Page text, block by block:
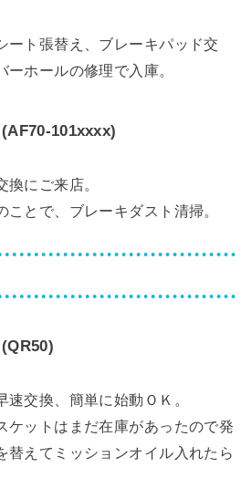
ート張替え、ブレーキパッド交
ホールの修理で入庫。
101xxxx)
換にご来店。
ことで、ブレーキダスト清掃。
交換、簡単に始動ＯＫ。
ケットはまだ在庫があったので発
替えてミッションオイル入れたら